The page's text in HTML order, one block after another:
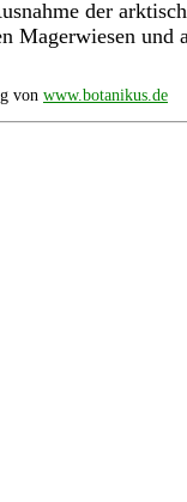
der
Magerwiesen und
von www.botanikus.de